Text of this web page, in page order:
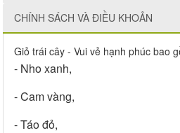
CHÍNH SÁCH VÀ ĐIỀU KHOẢN
Giỏ trái cây - Vui vẻ hạnh phúc bao
- Nho xanh,
- Cam vàng,
- Táo đỏ,